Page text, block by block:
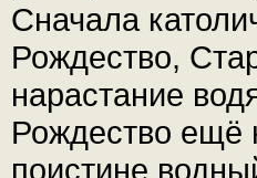
Сначала
Рождество,
нарастание
Рождество ещё
поистине